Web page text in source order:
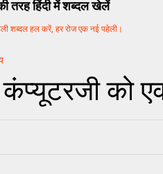
तरह हिंदी में शब्दल खेलें
शब्दल हल करें, हर रोज एक नई पहेली।
कंप्यूटरजी को